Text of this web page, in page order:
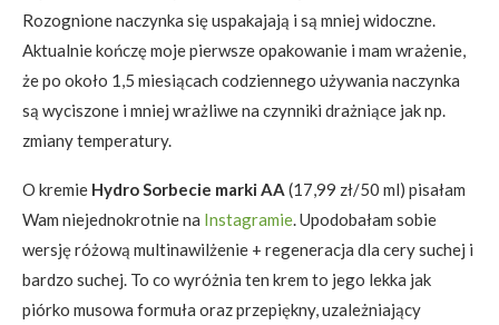
Rozognione naczynka się uspakajają i są mniej widoczne.
Aktualnie kończę moje pierwsze opakowanie i mam wrażenie,
że po około 1,5 miesiącach codziennego używania naczynka
są wyciszone i mniej wrażliwe na czynniki drażniące jak np.
zmiany temperatury.
O kremie Hydro Sorbecie marki AA (17,99 zł/50 ml) pisałam
Wam niejednokrotnie na Instagramie. Upodobałam sobie
wersję różową multinawilżenie + regeneracja dla cery suchej i
bardzo suchej. To co wyróżnia ten krem to jego lekka jak
piórko musowa formuła oraz przepiękny, uzależniający